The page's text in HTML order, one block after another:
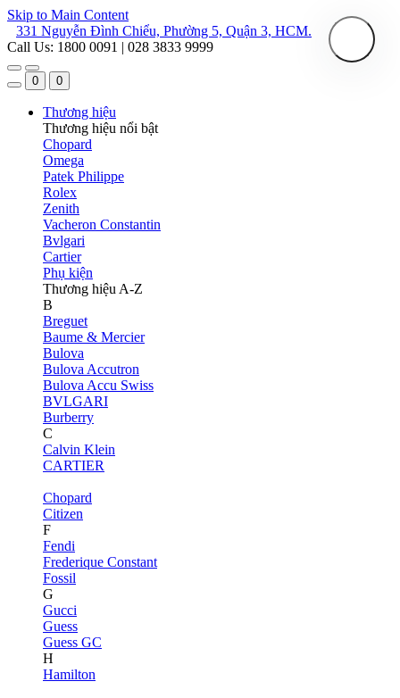
Skip to Main Content
331 Nguyễn Đình Chiểu, Phường 5, Quận 3, HCM.
Call Us: 1800 0091 | 028 3833 9999
0 0
Thương hiệu
Thương hiệu nổi bật
Chopard
Omega
Patek Philippe
Rolex
Zenith
Vacheron Constantin
Bvlgari
Cartier
Phụ kiện
Thương hiệu A-Z
B
Breguet
Baume & Mercier
Bulova
Bulova Accutron
Bulova Accu Swiss
BVLGARI
Burberry
C
Calvin Klein
CARTIER
Chopard
Citizen
F
Fendi
Frederique Constant
Fossil
G
Gucci
Guess
Guess GC
H
Hamilton